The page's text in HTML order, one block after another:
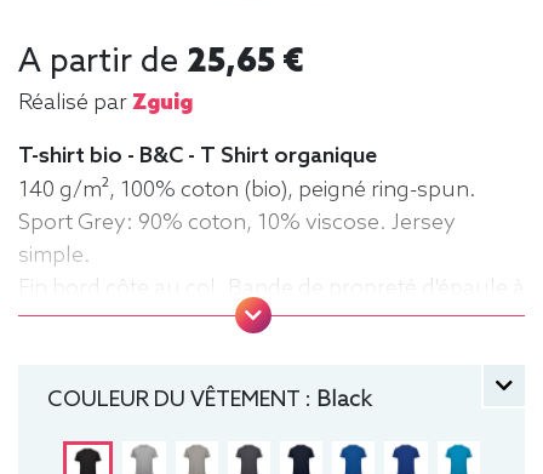
A partir de 25,65 €
Réalisé parZguig
T-shirt bio - B&C - T Shirt organique
140 g/m², 100% coton (bio), peigné ring-spun.
Sport Grey: 90% coton, 10% viscose. Jersey
simple.
Fin bord côte au col. Bande de propreté d'épaule à
épaule.
latérales.
Homme, Col rond, Bio / Organic, B&C
COULEUR DU VÊTEMENT : Black